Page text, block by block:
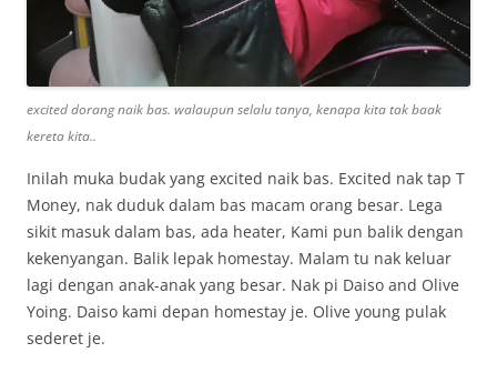
excited dorang naik bas. walaupun selalu tanya, kenapa kita tak baak
kereta kita..
Inilah muka budak yang excited naik bas. Excited nak tap T
Money, nak duduk dalam bas macam orang besar. Lega
sikit masuk dalam bas, ada heater, Kami pun balik dengan
kekenyangan. Balik lepak homestay. Malam tu nak keluar
lagi dengan anak-anak yang besar. Nak pi Daiso and Olive
Yoing. Daiso kami depan homestay je. Olive young pulak
sederet je.